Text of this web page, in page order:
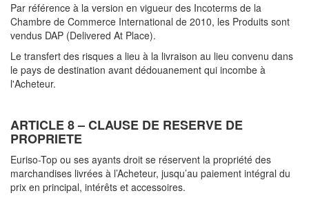
Par référence à la version en vigueur des Incoterms de la
Chambre de Commerce International de 2010, les Produits sont
vendus DAP (Delivered At Place).
Le transfert des risques a lieu à la livraison au lieu convenu dans
le pays de destination avant dédouanement qui incombe à
l'Acheteur.
ARTICLE 8 – CLAUSE DE RESERVE DE
PROPRIETE
Euriso-Top ou ses ayants droit se réservent la propriété des
marchandises livrées à l’Acheteur, jusqu’au paiement intégral du
prix en principal, intérêts et accessoires.